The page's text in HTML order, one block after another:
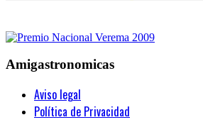
Amigastronomicas
Aviso legal
Política de Privacidad